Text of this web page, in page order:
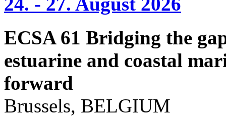
ECSA 61 Bridging the
estuarine and coastal
forward
Brussels, BELGIUM